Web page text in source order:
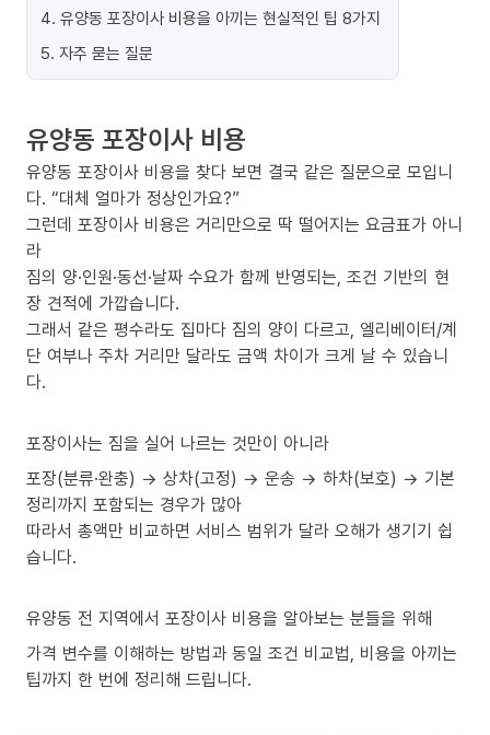
4. 유양동 포장이사 비용을 아끼는 현실적인 팁 8가지
5. 자주 묻는 질문
유양동 포장이사 비용
유양동 포장이사 비용을 찾다 보면 결국 같은 질문으로 모입니
다. “대체 얼마가 정상인가요?”
그런데 포장이사 비용은 거리만으로 딱 떨어지는 요금표가 아니
라
짐의 양·인원·동선·날짜 수요가 함께 반영되는, 조건 기반의 현
장 견적에 가깝습니다.
그래서 같은 평수라도 집마다 짐의 양이 다르고, 엘리베이터/계
단 여부나 주차 거리만 달라도 금액 차이가 크게 날 수 있습니
다.
포장이사는 짐을 실어 나르는 것만이 아니라
포장(분류·완충) → 상차(고정) → 운송 → 하차(보호) → 기본
정리까지 포함되는 경우가 많아
따라서 총액만 비교하면 서비스 범위가 달라 오해가 생기기 쉽
습니다.
유양동 전 지역에서 포장이사 비용을 알아보는 분들을 위해
가격 변수를 이해하는 방법과 동일 조건 비교법, 비용을 아끼는
팁까지 한 번에 정리해 드립니다.